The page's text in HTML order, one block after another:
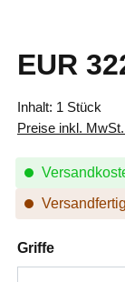
Regulärer Preis:
EUR
Inhalt: 1 Stück
Preise inkl.
Griffeauswählen